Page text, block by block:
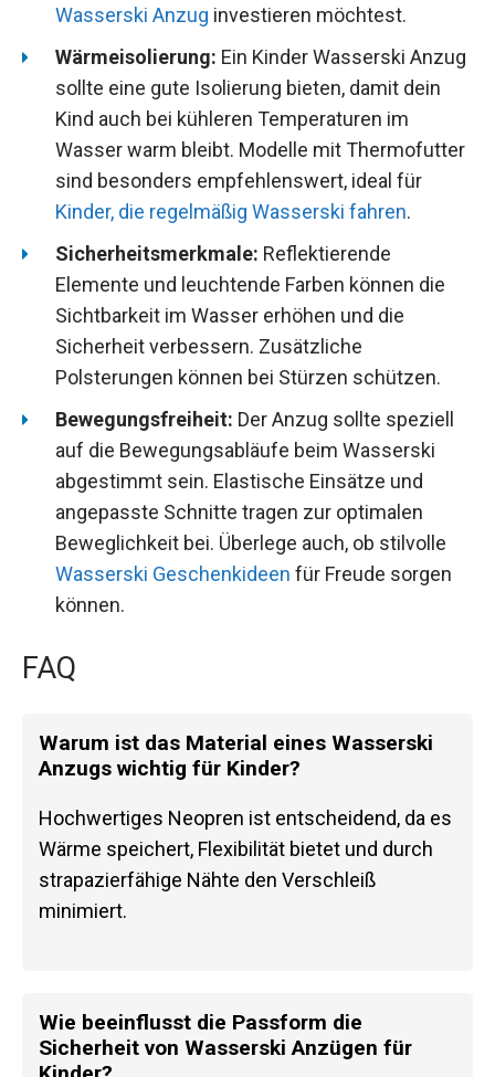
Wasserski Anzug investieren möchtest.
Wärmeisolierung: Ein Kinder Wasserski Anzug
sollte eine gute Isolierung bieten, damit dein
Kind auch bei kühleren Temperaturen im
Wasser warm bleibt. Modelle mit Thermofutter
sind besonders empfehlenswert, ideal für
Kinder, die regelmäßig Wasserski fahren.
Sicherheitsmerkmale: Reflektierende
Elemente und leuchtende Farben können die
Sichtbarkeit im Wasser erhöhen und die
Sicherheit verbessern. Zusätzliche
Polsterungen können bei Stürzen schützen.
Bewegungsfreiheit: Der Anzug sollte speziell
auf die Bewegungsabläufe beim Wasserski
abgestimmt sein. Elastische Einsätze und
angepasste Schnitte tragen zur optimalen
Beweglichkeit bei. Überlege auch, ob stilvolle
Wasserski Geschenkideen für Freude sorgen
können.
FAQ
Warum ist das Material eines Wasserski
Anzugs wichtig für Kinder?
Hochwertiges Neopren ist entscheidend, da es
Wärme speichert, Flexibilität bietet und durch
strapazierfähige Nähte den Verschleiß
minimiert.
Wie beeinflusst die Passform die
Sicherheit von Wasserski Anzügen für